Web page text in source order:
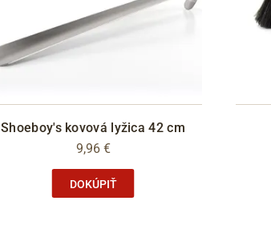
Shoeboy's kovová lyžica 42 cm
9,96 €
DOKÚPIŤ